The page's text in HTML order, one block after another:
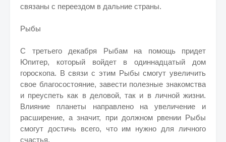
связаны с переездом в дальние страны.
Рыбы
С третьего декабря Рыбам на помощь придет
Юпитер, который войдет в одиннадцатый дом
гороскопа. В связи с этим Рыбы смогут увеличить
свое благосостояние, завести полезные знакомства
и преуспеть как в деловой, так и в личной жизни.
Влияние планеты направлено на увеличение и
расширение, а значит, при должном рвении Рыбы
смогут достичь всего, что им нужно для личного
счастья.